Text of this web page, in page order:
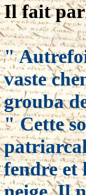
Il fait
"
vaste
grouba
" Cette
fendre et